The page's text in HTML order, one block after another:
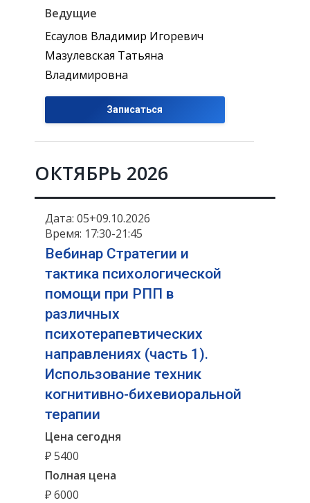
Ведущие
Есаулов Владимир Игоревич
Мазулевская Татьяна
Владимировна
Записаться
ОКТЯБРЬ 2026
Дата: 05+09.10.2026
Время: 17:30-21:45
Вебинар Стратегии и
тактика психологической
помощи при РПП в
различных
психотерапевтических
направлениях (часть 1).
Использование техник
когнитивно-бихевиоральной
терапии
Цена сегодня
₽ 5400
Полная цена
₽ 6000